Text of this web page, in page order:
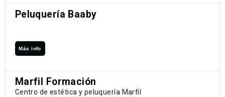
Peluquería Baaby
Más info
Marfil Formación
Centro de estética y peluquería Marfil